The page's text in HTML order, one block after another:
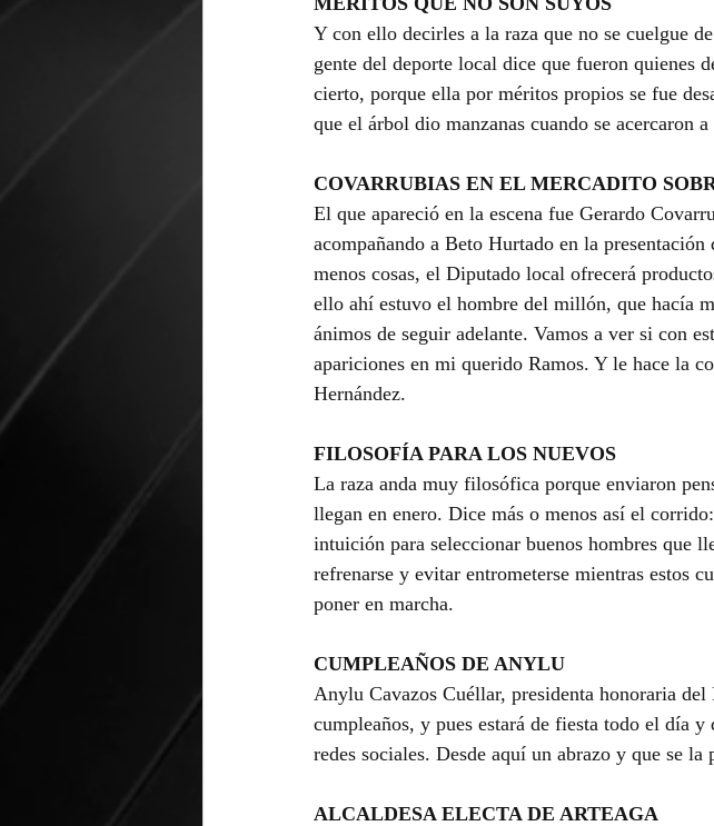
Y con ello decirles a la raza que no se cuelgue
gente del deporte local dice que fueron quienes
cierto, porque ella por méritos propios se fue
que el árbol dio manzanas cuando se acercaron
COVARRUBIAS EN EL MERCADITO
El que apareció en la escena fue Gerardo
acompañando a Beto Hurtado en la
menos cosas, el Diputado local ofrecerá
ello ahí estuvo el hombre del millón, que hacía
ánimos de seguir adelante. Vamos a ver si con
apariciones en mi querido Ramos. Y le hace la
Hernández.
FILOSOFÍA PARA LOS NUEVOS
La raza anda muy filosófica porque enviaron
llegan en enero. Dice más o menos así el
intuición para seleccionar buenos hombres que
refrenarse y evitar entrometerse mientras estos
poner en marcha.
CUMPLEAÑOS DE ANYLU
Anylu Cavazos Cuéllar, presidenta honoraria
cumpleaños, y pues estará de fiesta todo el día
redes sociales. Desde aquí un abrazo y que se
ALCALDESA ELECTA DE ARTEAGA